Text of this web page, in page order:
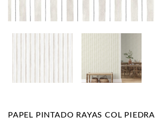
PAPEL PINTADO RAYAS COL PIEDRA